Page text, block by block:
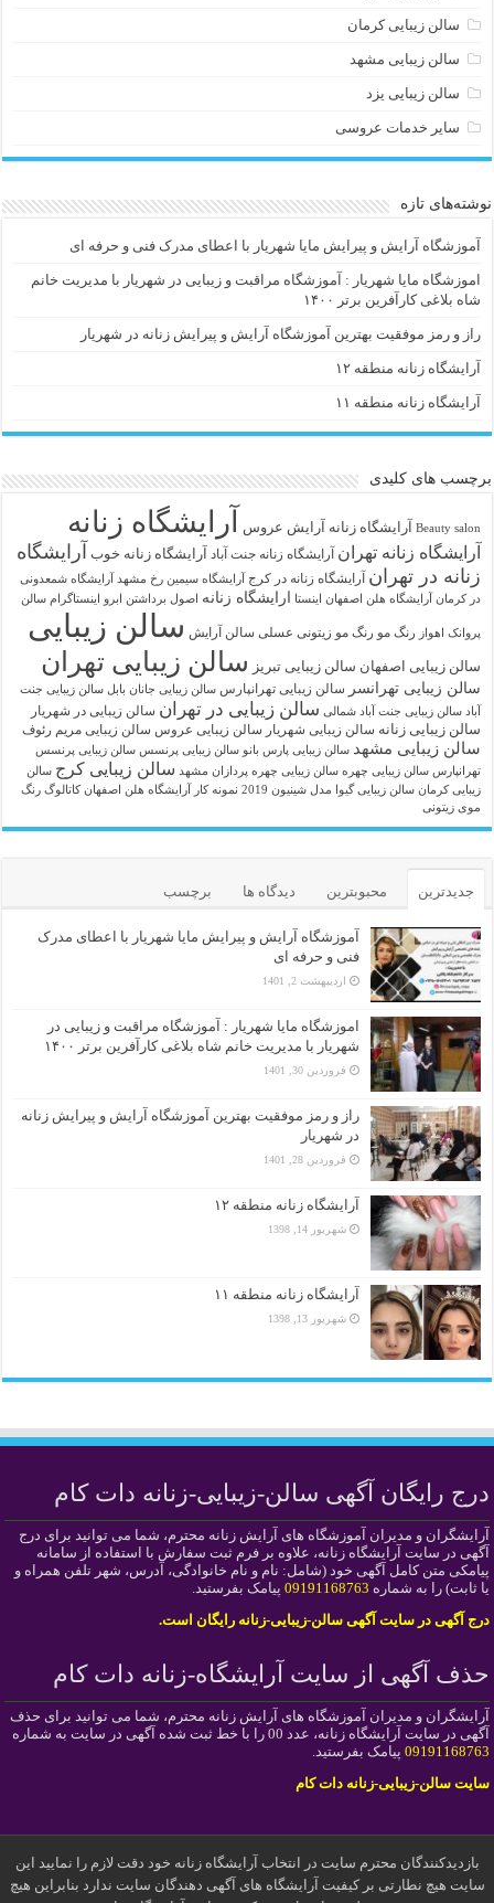
سالن زیبایی کرمان
سالن زیبایی مشهد
سالن زیبایی یزد
سایر خدمات عروسی
نوشته‌های تازه
آموزشگاه آرایش و پیرایش مایا شهریار با اعطای مدرک فنی و حرفه ای
اموزشگاه مایا شهریار : آموزشگاه مراقبت و زیبایی در شهریار با مدیریت خانم
شاه بلاغی کارآفرین برتر ۱۴۰۰
راز و رمز موفقیت بهترین آموزشگاه آرایش و پیرایش زنانه در شهریار
آرایشگاه زنانه منطقه ۱۲
آرایشگاه زنانه منطقه ۱۱
برچسب های کلیدی
Beauty salon آرايشگاه زنانه آرایش عروس آرایشگاه زنانه
آرایشگاه زنانه تهران آرایشگاه زنانه جنت آباد آرایشگاه زنانه خوب آرایشگاه
زنانه در تهران آرایشگاه زنانه در کرج آرایشگاه سیمین رخ مشهد
آرایشگاه شمعدونی
در کرمان آرایشگاه هلن اصفهان اینستا ارایشگاه زنانه اصول برداشتن ابرو اینستاگرام سالن
پروانک اهواز رنگ مو رنگ مو زیتونی عسلی سالن آرایش سالن زیبایی
سالن زیبایی اصفهان سالن زیبایی تبریز سالن زیبایی تهران
سالن زیبایی تهرانسر سالن زیبایی تهرانپارس سالن زیبایی جانان بابل سالن زیبایی جنت
آباد سالن زیبایی جنت آباد شمالی سالن زیبایی در تهران سالن زیبایی در شهریار
سالن زیبایی زنانه سالن زیبایی شهریار سالن زیبایی عروس سالن زیبایی مریم رئوف
سالن زیبایی مشهد سالن زیبایی پارس بانو سالن زیبایی پرنسس سالن زیبایی پرنسس
تهرانپارس سالن زیبایی چهره سالن زیبایی چهره پردازان مشهد سالن زیبایی کرج سالن
زیبایی کرمان سالن زیبایی گیوا مدل شینیون 2019 نمونه کار آرایشگاه هلن اصفهان کاتالوگ رنگ
موی زیتونی
جدیدترین محبوبترین دیدگاه ها برچسب
آموزشگاه آرایش و پیرایش مایا شهریار با اعطای مدرک
فنی و حرفه ای
اردیبهشت 2, 1401
اموزشگاه مایا شهریار : آموزشگاه مراقبت و زیبایی در
شهریار با مدیریت خانم شاه بلاغی کارآفرین برتر ۱۴۰۰
فروردین 30, 1401
راز و رمز موفقیت بهترین آموزشگاه آرایش و پیرایش زنانه
در شهریار
فروردین 28, 1401
آرایشگاه زنانه منطقه ۱۲
شهریور 14, 1398
آرایشگاه زنانه منطقه ۱۱
شهریور 13, 1398
درج رایگان آگهی سالن-زیبایی-زنانه دات کام
آرایشگران و مدیران آموزشگاه های آرایش زنانه محترم، شما می توانید برای درج
آگهی در سایت آرایشگاه زنانه، علاوه بر فرم ثبت سفارش با استفاده از سامانه
پیامکی متن کامل آگهی خود (شامل: نام و نام خانوادگی، آدرس، شهر تلفن همراه و
یا ثابت) را به شماره 09191168763 پیامک بفرستید.
درج آگهی در سایت آگهی سالن-زیبایی-زنانه رایگان است.
حذف آگهی از سایت آرایشگاه-زنانه دات کام
آرایشگران و مدیران آموزشگاه های آرایش زنانه محترم، شما می توانید برای حذف
آگهی در سایت آرایشگاه زنانه، عدد 00 را با خط ثبت شده آگهی در سایت به شماره
09191168763 پیامک بفرستید.
سایت سالن-زیبایی-زنانه دات کام
بازدیدکنندگان محترم سایت در انتخاب آرایشگاه زنانه خود دقت لازم را نمایید این
سایت هیچ نطارتی بر کیفیت آرایشگاه های آگهی دهندگان سایت ندارد بنابراین هیچ